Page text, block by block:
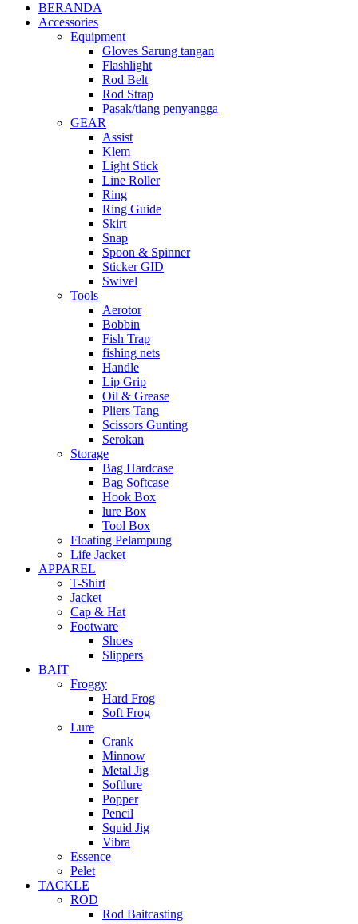
BERANDA
Accessories
Equipment
Gloves Sarung tangan
Flashlight
Rod Belt
Rod Strap
Pasak/tiang penyangga
GEAR
Assist
Klem
Light Stick
Line Roller
Ring
Ring Guide
Skirt
Snap
Spoon & Spinner
Sticker GID
Swivel
Tools
Aerotor
Bobbin
Fish Trap
fishing nets
Handle
Lip Grip
Oil & Grease
Pliers Tang
Scissors Gunting
Serokan
Storage
Bag Hardcase
Bag Softcase
Hook Box
lure Box
Tool Box
Floating Pelampung
Life Jacket
APPAREL
T-Shirt
Jacket
Cap & Hat
Footware
Shoes
Slippers
BAIT
Froggy
Hard Frog
Soft Frog
Lure
Crank
Minnow
Metal Jig
Softlure
Popper
Pencil
Squid Jig
Vibra
Essence
Pelet
TACKLE
ROD
Rod Baitcasting